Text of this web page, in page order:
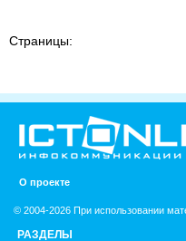
Страницы:
О проекте
© 2004-2026 При использовании
РАЗДЕЛЫ